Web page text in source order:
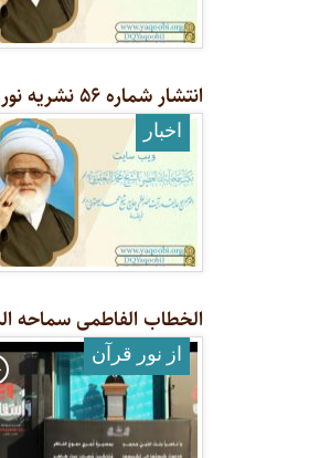
انتشار شماره ۵۶ نشریه نور به زبان فارسی
اخبار
الخطاب الفاطمی سماحه
از نور قرآن